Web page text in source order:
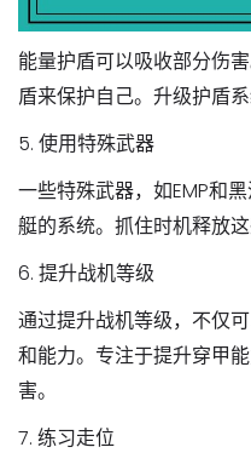
能量护盾可以吸收部分伤
盾来保护自己。升级护盾
5. 使用特殊武器
一些特殊武器，如EMP和
艇的系统。抓住时机释放
6. 提升战机等级
通过提升战机等级，不仅
和能力。专注于提升穿甲
害。
7. 练习走位